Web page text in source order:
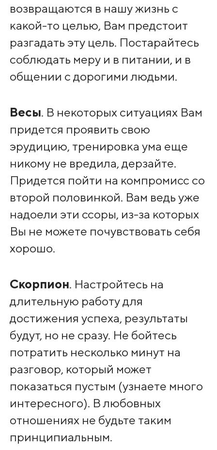
возвращаются в нашу жизнь с
какой-то целью, Вам предстоит
разгадать эту цель. Постарайтесь
соблюдать меру и в питании, и в
общении с дорогими людьми.
Весы. В некоторых ситуациях Вам
придется проявить свою
эрудицию, тренировка ума еще
никому не вредила, дерзайте.
Придется пойти на компромисс со
второй половинкой. Вам ведь уже
надоели эти ссоры, из-за которых
Вы не можете почувствовать себя
хорошо.
Скорпион. Настройтесь на
длительную работу для
достижения успеха, результаты
будут, но не сразу. Не бойтесь
потратить несколько минут на
разговор, который может
показаться пустым (узнаете много
интересного). В любовных
отношениях не будьте таким
принципиальным.